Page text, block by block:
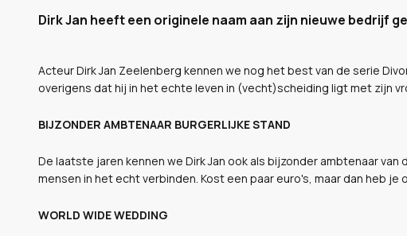
Dirk Jan heeft een originele naam aan zijn nieuwe bedrijf
Acteur Dirk Jan Zeelenberg kennen we nog het best van de serie
overigens dat hij in het echte leven in (vecht)scheiding ligt met zijn
BIJZONDER AMBTENAAR BURGERLIJKE STAND
De laatste jaren kennen we Dirk Jan ook als bijzonder ambtenaar
mensen in het echt verbinden. Kost een paar euro's, maar dan heb je
WORLD WIDE WEDDING